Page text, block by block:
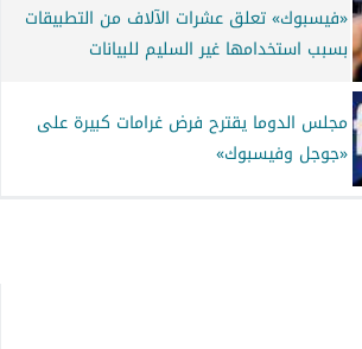
«فيسبوك» تعلق عشرات الآلاف من التطبيقات
بسبب استخدامها غير السليم للبيانات
مجلس الدوما يقترح فرض غرامات كبيرة على
«جوجل وفيسبوك»